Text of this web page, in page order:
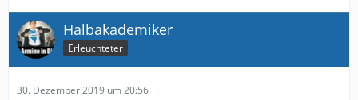
Halbakademiker
Erleuchteter
30. Dezember 2019 um 20:56